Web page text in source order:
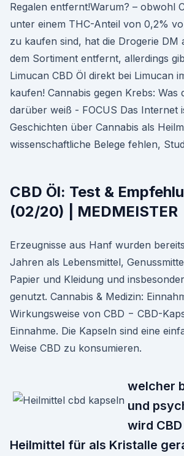
Regalen entfernt!Warum? – obwohl
unter einem THC-Anteil von 0,2%
zu kaufen sind, hat die Drogerie DM
dem Sortiment entfernt, allerdings
Limucan CBD Öl direkt bei Limucan
kaufen! Cannabis gegen Krebs: Was
darüber weiß - FOCUS Das Internet
Geschichten über Cannabis als
wissenschaftliche Belege fehlen,
CBD Öl: Test &
(02/20) | MEDMEISTER
Erzeugnisse aus Hanf wurden
Jahren als Lebensmittel,
Papier und Kleidung und
genutzt. Cannabis & Medizin:
Wirkungsweise von CBD − CBD-
Einnahme. Die Kapseln sind eine
Weise CBD zu konsumieren.
welcher
und
wird
Heilmittel für als Kristalle